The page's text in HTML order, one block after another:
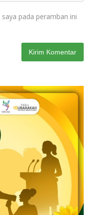
pada peramban ini